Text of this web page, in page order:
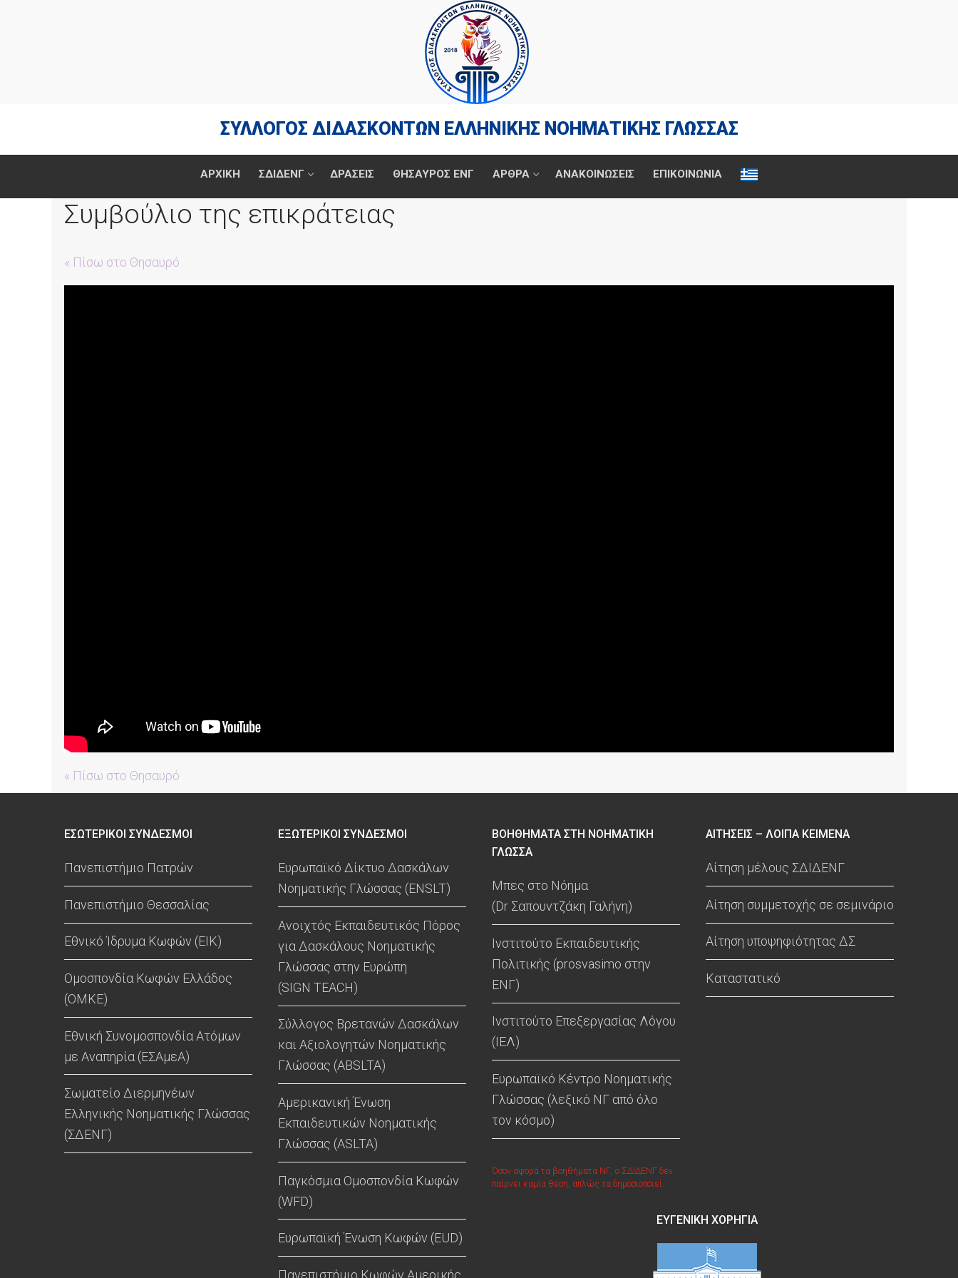
ΣΥΛΛΟΓΟΣ ΔΙΔΑΣΚΟΝΤΩΝ ΕΛΛΗΝΙΚΗΣ ΝΟΗΜΑΤΙΚΗΣ ΓΛΩΣΣΑΣ
ΑΡΧΙΚΗ ΣΔΙΔΕΝΓ ΔΡΆΣΕΙΣ ΘΗΣΑΥΡΟΣ ΕΝΓ ΑΡΘΡΑ ΑΝΑΚΟΙΝΩΣΕΙΣ ΕΠΙΚΟΙΝΩΝΙΑ
Συμβούλιο της επικράτειας
« Πίσω στο Θησαυρό
« Πίσω στο Θησαυρό
ΕΣΩΤΕΡΙΚΟΙ ΣΥΝΔΕΣΜΟΙ
Πανεπιστήμιο Πατρών
Πανεπιστήμιο Θεσσαλίας
Εθνικό Ίδρυμα Κωφών (ΕΙΚ)
Ομοσπονδία Κωφών Ελλάδος
(ΟΜΚΕ)
Εθνική Συνομοσπονδία Ατόμων
με Αναπηρία (ΕΣΑμεΑ)
Σωματείο Διερμηνέων
Ελληνικής Νοηματικής Γλώσσας
(ΣΔΕΝΓ)
ΕΞΩΤΕΡΙΚΟΙ ΣΥΝΔΕΣΜΟΙ
Ευρωπαϊκό Δίκτυο Δασκάλων
Νοηματικής Γλώσσας (ENSLT)
Ανοιχτός Εκπαιδευτικός Πόρος
για Δασκάλους Νοηματικής
Γλώσσας στην Ευρώπη
(SIGN TEACH)
Σύλλογος Βρετανών Δασκάλων
και Αξιολογητών Νοηματικής
Γλώσσας (ABSLTA)
Αμερικανική Ένωση
Εκπαιδευτικών Νοηματικής
Γλώσσας (ASLTA)
Παγκόσμια Ομοσπονδία Κωφών
(WFD)
Ευρωπαϊκή Ένωση Κωφών (EUD)
Πανεπιστήμιο Κωφών Αμερικής
ΒΟΗΘΗΜΑΤΑ ΣΤΗ ΝΟΗΜΑΤΙΚΗ
ΓΛΩΣΣΑ
Μπες στο Νόημα
(Dr Σαπουντζάκη Γαλήνη)
Ινστιτούτο Εκπαιδευτικής
Πολιτικής (prosvasimo στην
ΕΝΓ)
Ινστιτούτο Επεξεργασίας Λόγου
(ΙΕΛ)
Ευρωπαϊκό Κέντρο Νοηματικής
Γλώσσας (λεξικό ΝΓ από όλο
τον κόσμο)
Όσον αφορά τα βοηθήματα ΝΓ, ο ΣΔΙΔΕΝΓ δεν
παίρνει καμία θέση, απλώς τα δημοσιοποιεί.
ΑΙΤΗΣΕΙΣ – ΛΟΙΠΑ ΚΕΙΜΕΝΑ
Αίτηση μέλους ΣΔΙΔΕΝΓ
Αίτηση συμμετοχής σε σεμινάριο
Αίτηση υποψηφιότητας ΔΣ
Καταστατικό
ΕΥΓΕΝΙΚΉ ΧΟΡΗΓΊΑ